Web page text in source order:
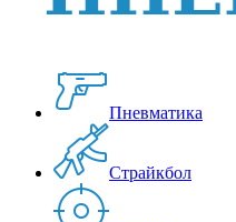
Пневматика
Страйкбол